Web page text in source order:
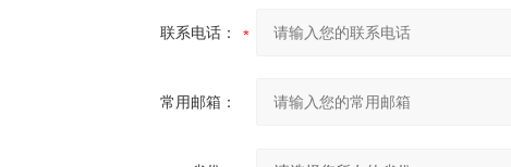
联系电话：
常用邮箱：